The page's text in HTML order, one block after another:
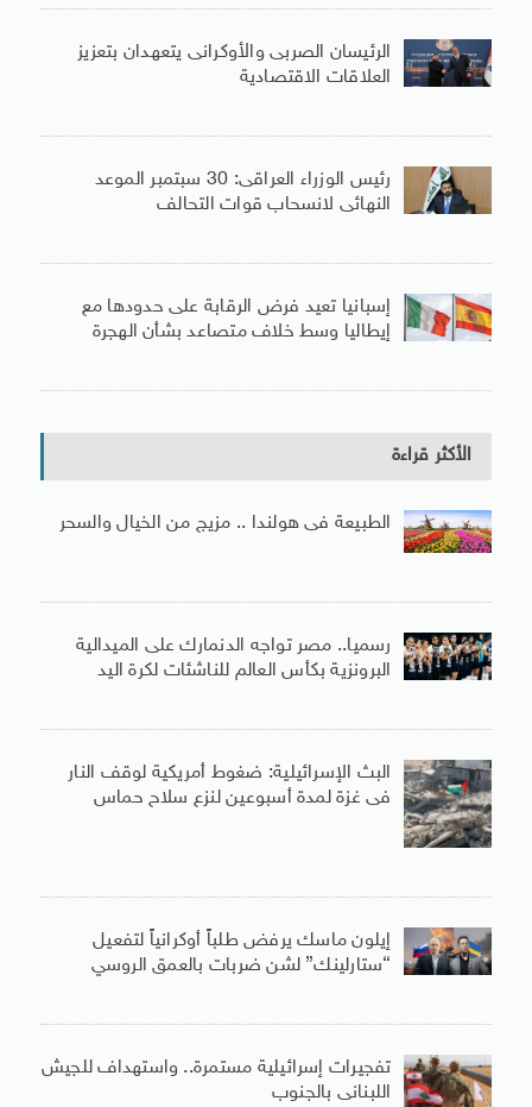
الرئيسان الصربى والأوكرانى يتعهدان بتعزيز
العلاقات الاقتصادية
رئيس الوزراء العراقى: 30 سبتمبر الموعد
النهائى لانسحاب قوات التحالف
إسبانيا تعيد فرض الرقابة على حدودها مع
إيطاليا وسط خلاف متصاعد بشأن الهجرة
الأكثر قراءة
الطبيعة فى هولندا .. مزيج من الخيال والسحر
رسميا.. مصر تواجه الدنمارك على الميدالية
البرونزية بكأس العالم للناشئات لكرة اليد
البث الإسرائيلية: ضغوط أمريكية لوقف النار
فى غزة لمدة أسبوعين لنزع سلاح حماس
إيلون ماسك يرفض طلباً أوكرانياً لتفعيل
“ستارلينك” لشن ضربات بالعمق الروسي
تفجيرات إسرائيلية مستمرة.. واستهداف للجيش
اللبنانى بالجنوب